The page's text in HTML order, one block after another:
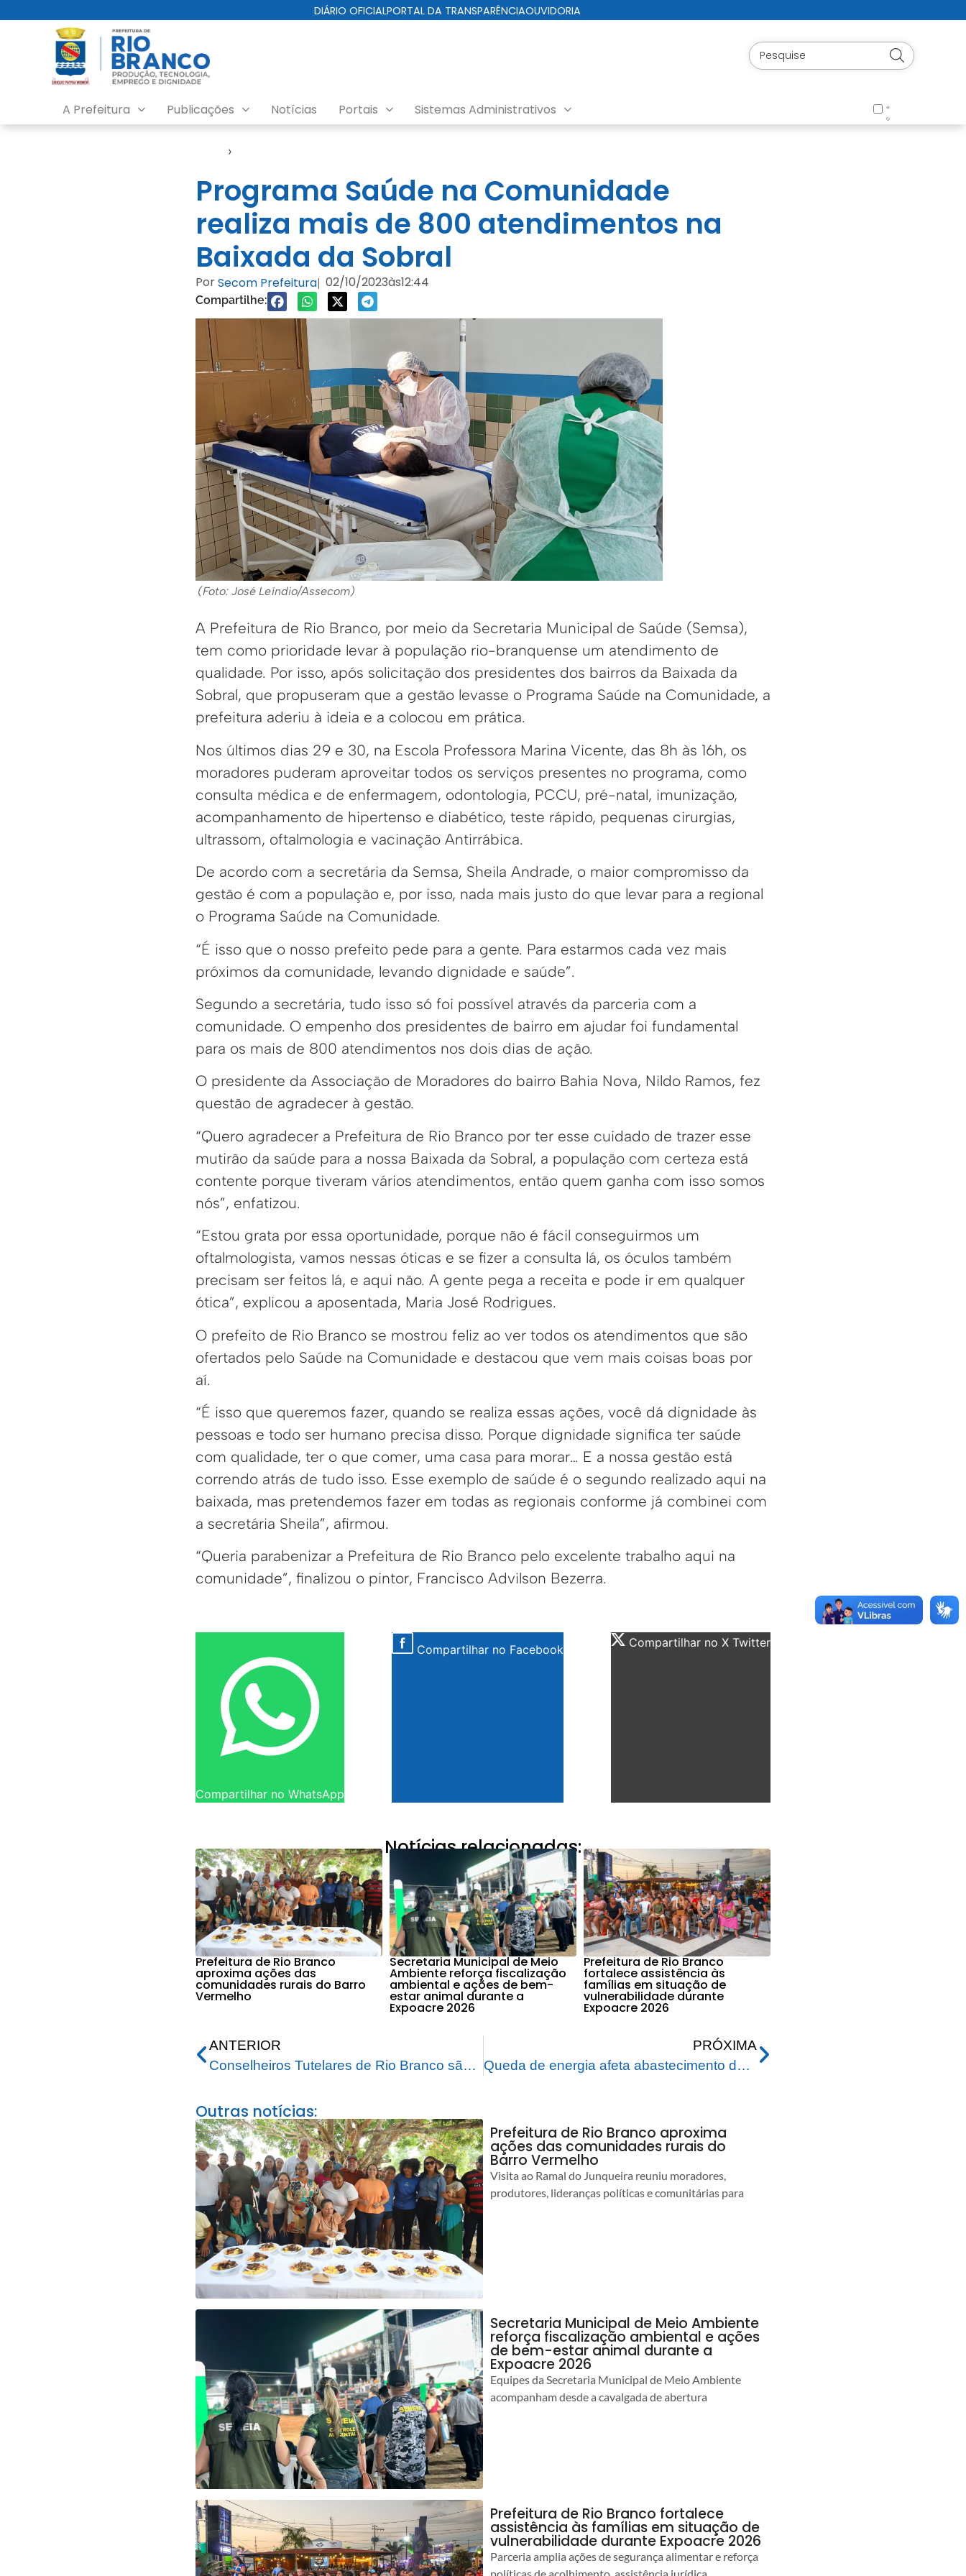
DIÁRIO OFICIALPORTAL DA TRANSPARÊNCIAOUVIDORIA
A Prefeitura Publicações Notícias Portais Sistemas Administrativos
›
Programa Saúde na Comunidade
realiza mais de 800 atendimentos na
Baixada da Sobral
PorSecom Prefeitura| 02/10/2023às12:44
Compartilhe:
(Foto: José Leíndio/Assecom)
A Prefeitura de Rio Branco, por meio da Secretaria Municipal de Saúde (Semsa),
tem como prioridade levar à população rio-branquense um atendimento de
qualidade. Por isso, após solicitação dos presidentes dos bairros da Baixada da
Sobral, que propuseram que a gestão levasse o Programa Saúde na Comunidade, a
prefeitura aderiu à ideia e a colocou em prática.
Nos últimos dias 29 e 30, na Escola Professora Marina Vicente, das 8h às 16h, os
moradores puderam aproveitar todos os serviços presentes no programa, como
consulta médica e de enfermagem, odontologia, PCCU, pré-natal, imunização,
acompanhamento de hipertenso e diabético, teste rápido, pequenas cirurgias,
ultrassom, oftalmologia e vacinação Antirrábica.
De acordo com a secretária da Semsa, Sheila Andrade, o maior compromisso da
gestão é com a população e, por isso, nada mais justo do que levar para a regional
o Programa Saúde na Comunidade.
“É isso que o nosso prefeito pede para a gente. Para estarmos cada vez mais
próximos da comunidade, levando dignidade e saúde”.
Segundo a secretária, tudo isso só foi possível através da parceria com a
comunidade. O empenho dos presidentes de bairro em ajudar foi fundamental
para os mais de 800 atendimentos nos dois dias de ação.
O presidente da Associação de Moradores do bairro Bahia Nova, Nildo Ramos, fez
questão de agradecer à gestão.
“Quero agradecer a Prefeitura de Rio Branco por ter esse cuidado de trazer esse
mutirão da saúde para a nossa Baixada da Sobral, a população com certeza está
contente porque tiveram vários atendimentos, então quem ganha com isso somos
nós”, enfatizou.
“Estou grata por essa oportunidade, porque não é fácil conseguirmos um
oftalmologista, vamos nessas óticas e se fizer a consulta lá, os óculos também
precisam ser feitos lá, e aqui não. A gente pega a receita e pode ir em qualquer
ótica”, explicou a aposentada, Maria José Rodrigues.
O prefeito de Rio Branco se mostrou feliz ao ver todos os atendimentos que são
ofertados pelo Saúde na Comunidade e destacou que vem mais coisas boas por
aí.
“É isso que queremos fazer, quando se realiza essas ações, você dá dignidade às
pessoas e todo ser humano precisa disso. Porque dignidade significa ter saúde
com qualidade, ter o que comer, uma casa para morar… E a nossa gestão está
correndo atrás de tudo isso. Esse exemplo de saúde é o segundo realizado aqui na
baixada, mas pretendemos fazer em todas as regionais conforme já combinei com
a secretária Sheila”, afirmou.
“Queria parabenizar a Prefeitura de Rio Branco pelo excelente trabalho aqui na
comunidade”, finalizou o pintor, Francisco Advilson Bezerra.
Compartilhar no WhatsApp
Compartilhar no Facebook Compartilhar no X Twitter
Notícias relacionadas:
Prefeitura de Rio Branco
aproxima ações das
comunidades rurais do Barro
Vermelho
Secretaria Municipal de Meio
Ambiente reforça fiscalização
ambiental e ações de bem-
estar animal durante a
Expoacre 2026
Prefeitura de Rio Branco
fortalece assistência às
famílias em situação de
vulnerabilidade durante
Expoacre 2026
ANTERIOR
Conselheiros Tutelares de Rio Branco são eleitos com mais de 20 mil votos
PRÓXIMA
Queda de energia afeta abastecimento do Centro de Reservação Portal de Rio Branco; Situação foi normalizada
Outras notícias:
Prefeitura de Rio Branco aproxima
ações das comunidades rurais do
Barro Vermelho
Visita ao Ramal do Junqueira reuniu moradores,
produtores, lideranças políticas e comunitárias para
Secretaria Municipal de Meio Ambiente
reforça fiscalização ambiental e ações
de bem-estar animal durante a
Expoacre 2026
Equipes da Secretaria Municipal de Meio Ambiente
acompanham desde a cavalgada de abertura
Prefeitura de Rio Branco fortalece
assistência às famílias em situação de
vulnerabilidade durante Expoacre 2026
Parceria amplia ações de segurança alimentar e reforça